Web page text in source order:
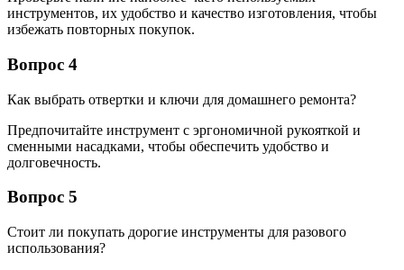
инструментов, их удобство и качество изготовления, чтобы
избежать повторных покупок.
Вопрос 4
Как выбрать отвертки и ключи для домашнего ремонта?
Предпочитайте инструмент с эргономичной рукояткой и
сменными насадками, чтобы обеспечить удобство и
долговечность.
Вопрос 5
Стоит ли покупать дорогие инструменты для разового
использования?